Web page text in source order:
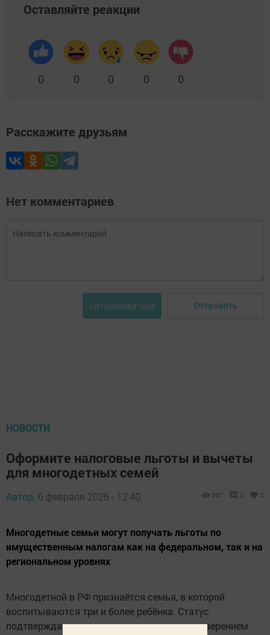
Оставляйте реакции
0 0 0 0 0
Расскажите друзьям
Нет комментариев
Авторизоваться Отправить
НОВОСТИ
Оформите налоговые льготы и вычеты
для многодетных семей
Автор, 6 февраля 2026 - 12:40 587 0 0
Многодетные семьи могут получать льготы по
имущественным налогам как на федеральном, так и на
региональном уровнях
Многодетной в РФ признаётся семья, в которой
воспитываются три и более ребёнка. Статус
подтверждается соответствующим удостоверением.